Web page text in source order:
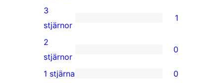
recensioner
4-
stjärniga
recensioner
1
3-
stjärnig
recension
3
stjärnor
1
0
2-
2
stjärnor
0
1 stjärna 0